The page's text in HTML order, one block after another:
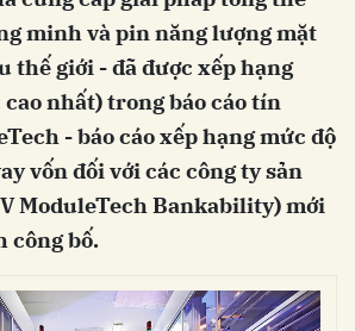
minh và pin năng lượng mặt
thế giới - đã được xếp hạng
nhất) trong báo cáo tín
- báo cáo xếp hạng mức độ
vốn đối với các công ty sản
ModuleTech Bankability) mới
công bố.
Hủy